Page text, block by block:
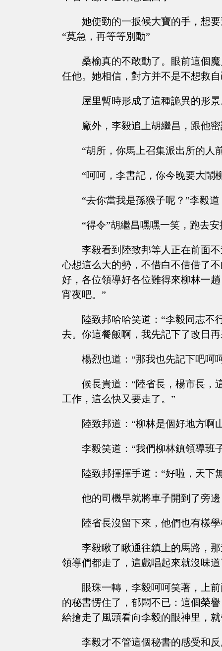
她使勁的一扳候大寶的手，想
“莫急，再等等別動”
桑榆真的不敢動了。眼前這個
任他。她相信，對方并不是不想救
屋里暫時形成了這種詭異的形
廠外，李毅追上胡繼昌，跟他
“胡所，你馬上召集派出所的人
“呵呵，李書記，你今晚要大鬧
“去你當我是孫猴子呢？”李毅
“得令”胡繼昌嘿嘿一笑，跑去
李毅看到陸致邦等人正在前面
心想這么大的勢，不借白不借借了
好，各位領導好各位難得來柳林一
宵夜吧。”
陸致邦哈哈笑道：“李毅同志不
去。你這餐飯啊，我先記下了改日
楊烈也道：“那我也先記下吧呵
候長貴道：“陸省長，楊市長，
工作，這么快又要走了。”
陸致邦道：“柳林是個好地方啊
李毅笑道：“我們柳林鎮領導班
陸致邦揮揮手道：“好啦，天下
他的司機早就將車子開到了旁
陸省長沒留下來，他們也有樣
李毅瞅了瞅通往鎮上的馬路，
領導們都走了，這戲唱起來就沒味
眼珠一轉，李毅呵呵笑著，上
的秘書愣住了，郁悶不已：這個榮
給搶走了風頭看向李毅的眼神里，
李毅才不管這個秘書的感受和